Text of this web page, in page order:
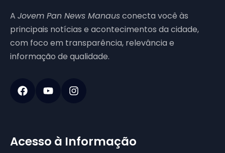
A Jovem Pan News Manausconecta você às
principais notícias e acontecimentos da cidade,
com foco em transparência, relevância e
informação de qualidade.
Acesso à Informação